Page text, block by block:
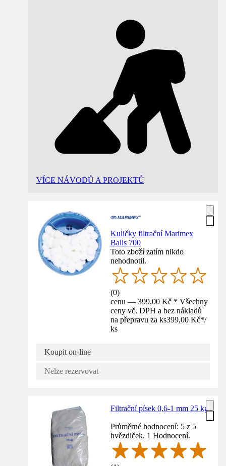
VÍCE NÁVODŮ A PROJEKTŮ
Kuličky filtrační Marimex
Balls 700
Toto zboží zatím nikdo
nehodnotil.
(0)
cenu — 399,00 Kč * Všechny
ceny vč. DPH a bez nákladů
na přepravu za ks399,00 Kč*/
ks
Koupit on-line
Nelze rezervovat
Filtrační písek 0,6-1 mm 25 kg
Průměrné hodnocení: 5 z 5
hvězdiček. 1 Hodnocení.